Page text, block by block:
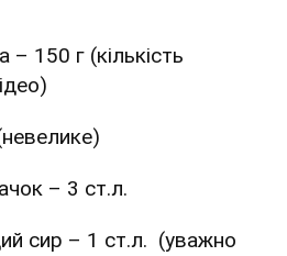
– 150 г (кількість
– 3 ст.л.
сир – 1 ст.л. (уважно